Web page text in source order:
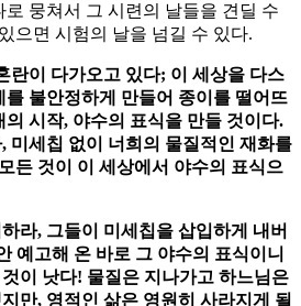
뭉쳐서 그 시련의 날들을 견딜 수
으면 시험의 날을 넘길 수 있다.
란이 다가오고 있다; 이 세상을 다스
불안정하게 만들어 종이를 떨어뜨
시작, 야수의 표식을 만들 것이다.
미세칩 없이 너희의 물질적인 재화를
든 것이 이 세상에서 야수의 표식으
라, 그들이 미세칩을 삽입하게 내버
예고해 온 바로 그 야수의 표식이니
이 낫다! 물질은 지나가고 하느님은
만, 영적인 삶은 영원히 사라지게 될